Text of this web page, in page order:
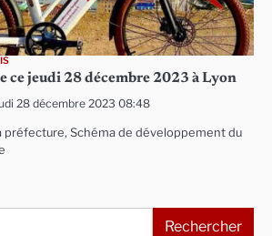
ce jeudi 28 décembre 2023 à Lyon
28 décembre 2023 08:48
préfecture, Schéma de développement du
Rechercher